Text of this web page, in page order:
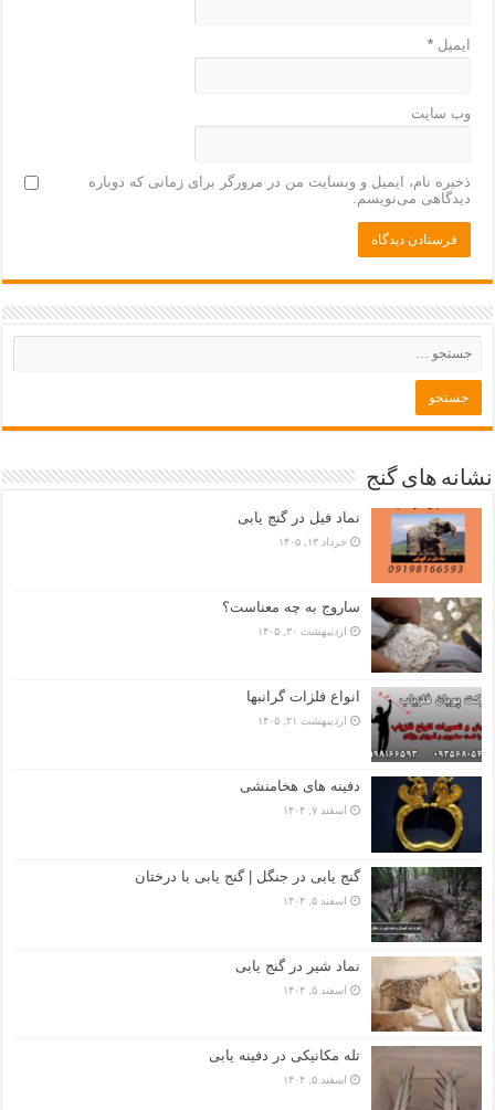
ایمیل*
وب‌ سایت
ذخیره نام، ایمیل و وبسایت من در مرورگر برای زمانی که دوباره
دیدگاهی می‌نویسم.
نشانه های گنج
نماد فیل در گنج یابی
خرداد ۱۳, ۱۴۰۵
ساروج به چه معناست؟
اردیبهشت ۳۰, ۱۴۰۵
انواع فلزات گرانبها
اردیبهشت ۲۱, ۱۴۰۵
دفینه های هخامنشی
اسفند ۷, ۱۴۰۴
گنج یابی در جنگل | گنج یابی با درختان
اسفند ۵, ۱۴۰۴
نماد شیر در گنج یابی
اسفند ۵, ۱۴۰۴
تله مکانیکی در دفینه یابی
اسفند ۵, ۱۴۰۴